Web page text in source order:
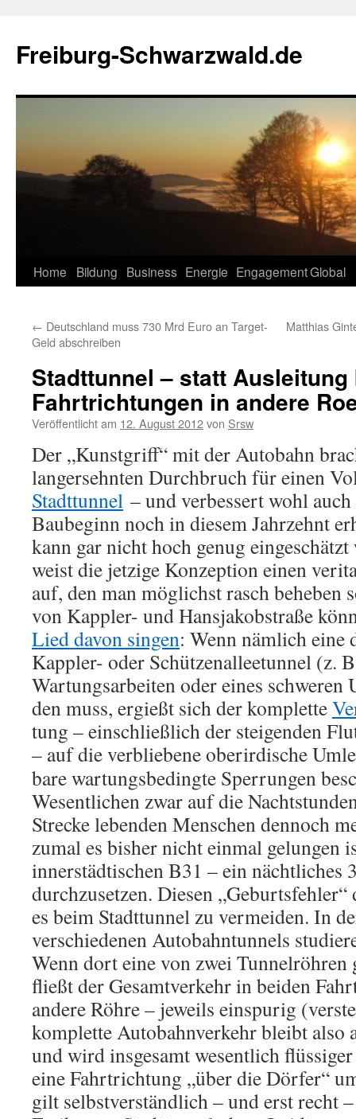
springen
Freiburg-Schwarzwald.de
Home Bildung Business Energie EngagementGlobal
← Deutschland muss 730 Mrd Euro an Target-
Geld abschreiben
Matthias
Stadttunnel – statt Ausleitung
Fahrtrichtungen in andere
Veröffentlicht am 12. August 2012von Srsw
Der „Kunstgriff“ mit der Autobahn
langersehnten Durchbruch für einen
Stadttunnel – und verbessert wohl
Baubeginn noch in diesem Jahr­­zehnt
kann gar nicht hoch genug
weist die jetzige Konzeption einen
auf, den man möglichst rasch beheben
von Kappler- und Hansjakobstraße
Lied davon singen: Wenn nämlich eine
Kappler- oder Schützenalleetunnel (z.
Wartungsarbeiten oder eines
den muss, ergießt sich der komplette
tung – einschließlich der steigenden
– auf die verbliebene oberirdische
bare wartungsbedingte Sperrungen
Wesentlichen zwar auf die
Strecke lebenden Menschen dennoch
zumal es bisher nicht ein­mal gelungen
innerstädtischen B31 – ein
durchzusetzen. Diesen
es beim Stadt­tunnel zu vermeiden. In
ver­schie­denen Autobahntunnels
Wenn dort eine von zwei Tunnelröhren
fließt der Gesamtverkehr in beiden
an­dere Röhre – jeweils einspurig
komplette Auto­bahnverkehr bleibt also
und wird ins­ge­samt wesentlich
eine Fahrt­rich­tung „über die Dörfer“
gilt selbstverständlich – und erst recht